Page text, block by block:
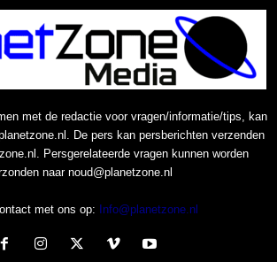
met de redactie voor vragen/informatie/tips, kan
De pers kan persberichten verzenden
Persgerelateerde vragen kunnen worden
naar noud@planetzone.nl
met ons op: Info@planetzone.nl